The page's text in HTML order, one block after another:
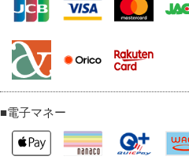
■電子マネー